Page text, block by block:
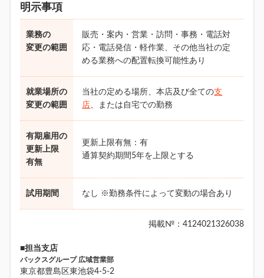
明示事項
業務の
変更の範囲
販売・案内・営業・訪問・事務・電話対
応・電話発信・軽作業、その他当社の定
める業務への配置転換可能性あり
就業場所の
変更の範囲
当社の定める場所、本店及び全ての支
店、または自宅での勤務
有期雇用の
更新上限
有無
更新上限有無：有
通算契約期間5年を上限とする
試用期間 なし ※勤務条件によって変動の場合あり
掲載№：4124021326038
■担当支店
バックスグループ 広域営業部
東京都豊島区東池袋4-5-2